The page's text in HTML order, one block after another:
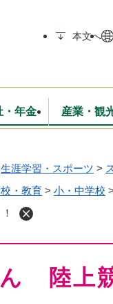
本文へ
消防・救急
上下水道
学校・教育
・年金
保険・年金
産業・観
入札・契約
統計情報
行政
生涯学習・スポーツ >
・教育 > 小・中学校 >
陸上